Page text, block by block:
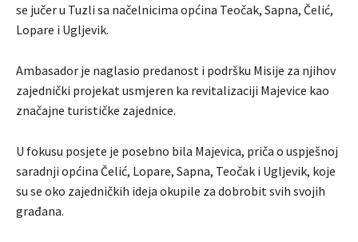
se jučer u Tuzli sa načelnicima općina Teočak, Sapna, Čelić,
Lopare i Ugljevik.
Ambasador je naglasio predanost i podršku Misije za njihov
zajednički projekat usmjeren ka revitalizaciji Majevice kao
značajne turističke zajednice.
U fokusu posjete je posebno bila Majevica, priča o uspješnoj
saradnji općina Čelić, Lopare, Sapna, Teočak i Ugljevik, koje
su se oko zajedničkih ideja okupile za dobrobit svih svojih
građana.